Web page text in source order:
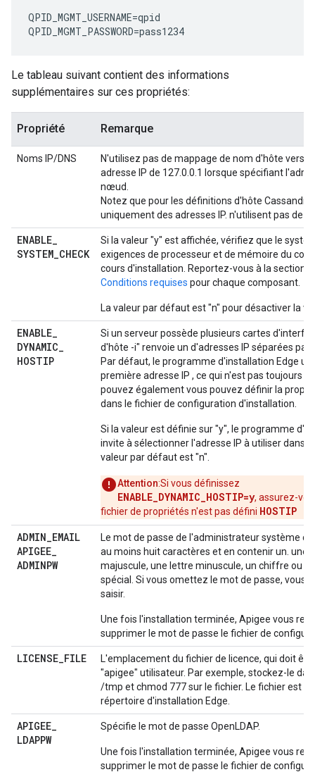
QPID_MGMT_USERNAME=qpid
QPID_MGMT_PASSWORD=pass1234
Le tableau suivant contient des informations
supplémentaires sur ces propriétés:
Propriété Remarque
Noms IP/DNS
N'utilisez pas de mappage de nom d'hôte vers
adresse IP de 127.0.0.1 lorsque spécifiant
nœud.
Notez que pour les définitions d'hôte
uniquement des adresses IP. n'utilisent pas de
ENABLE_
SYSTEM_CHECK
Si la valeur "y" est affichée, vérifiez que le
exigences de processeur et de mémoire du
cours d'installation. Reportez-vous à la section
Conditions requises pour chaque composant.
La valeur par défaut est "n" pour désactiver la
ENABLE_
DYNAMIC_
HOSTIP
Si un serveur possède plusieurs cartes
d'hôte -i" renvoie un d'adresses IP séparées par
Par défaut, le programme d'installation Edge
première adresse IP , ce qui n'est pas toujours
pouvez également vous pouvez définir la
dans le fichier de configuration d'installation.
Si la valeur est définie sur "y", le programme
invite à sélectionner l'adresse IP à utiliser dans
valeur par défaut est "n".
Attention:Si vous définissez
ENABLE_DYNAMIC_HOSTIP=y, assurez-
fichier de propriétés n'est pas défini HOSTIP
ADMIN_EMAIL
APIGEE_
ADMINPW
Le mot de passe de l'administrateur système
au moins huit caractères et en contenir un. une
majuscule, une lettre minuscule, un chiffre ou
spécial. Si vous omettez le mot de passe, vous
saisir.
Une fois l'installation terminée, Apigee vous
supprimer le mot de passe le fichier de
LICENSE_FILE
L'emplacement du fichier de licence, qui doit
"apigee" utilisateur. Par exemple, stockez-le
/tmp et chmod 777 sur le fichier. Le fichier est
répertoire d'installation Edge.
APIGEE_
LDAPPW
Spécifie le mot de passe OpenLDAP.
Une fois l'installation terminée, Apigee vous
supprimer le mot de passe le fichier de